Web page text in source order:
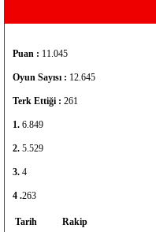
Puan : 11.045
Oyun Sayısı : 12.645
Terk Ettiği : 261
1. 6.849
2. 5.529
3. 4
4 .263
Tarih Rakip